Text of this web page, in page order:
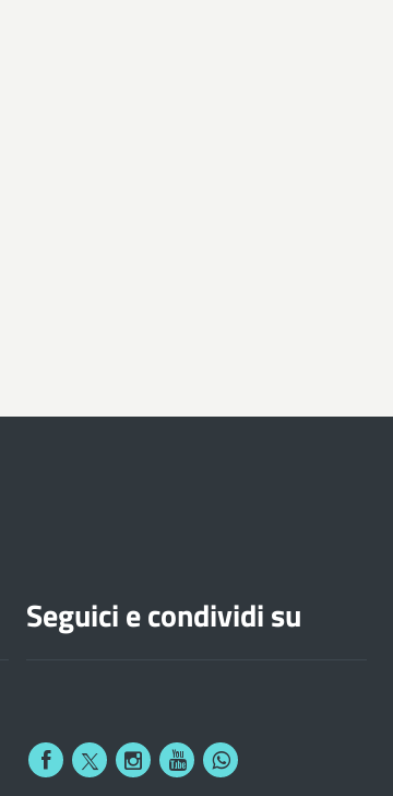
Seguici e condividi su